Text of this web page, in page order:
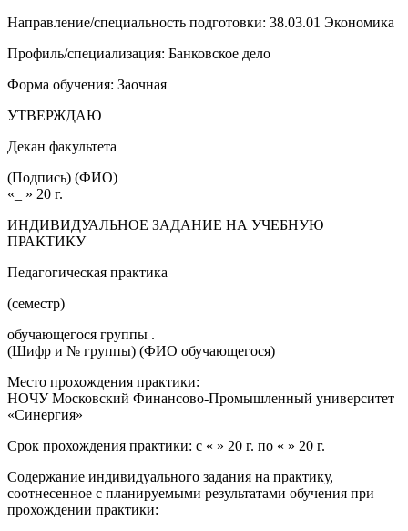
Направление/специальность подготовки: 38.03.01 Экономика
Профиль/специализация: Банковское дело
Форма обучения: Заочная
УТВЕРЖДАЮ
Декан факультета
(Подпись) (ФИО)
«_ » 20 г.
ИНДИВИДУАЛЬНОЕ ЗАДАНИЕ НА УЧЕБНУЮ
ПРАКТИКУ
Педагогическая практика
(семестр)
обучающегося группы .
(Шифр и № группы) (ФИО обучающегося)
Место прохождения практики:
НОЧУ Московский Финансово-Промышленный университет
«Синергия»
Срок прохождения практики: с « » 20 г. по « » 20 г.
Содержание индивидуального задания на практику,
соотнесенное с планируемыми результатами обучения при
прохождении практики: